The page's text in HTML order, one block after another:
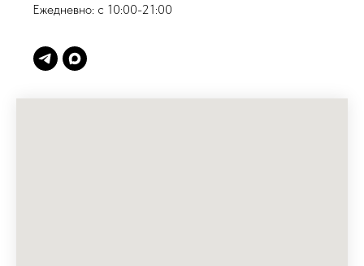
Ежедневно: c 10:00-21:00